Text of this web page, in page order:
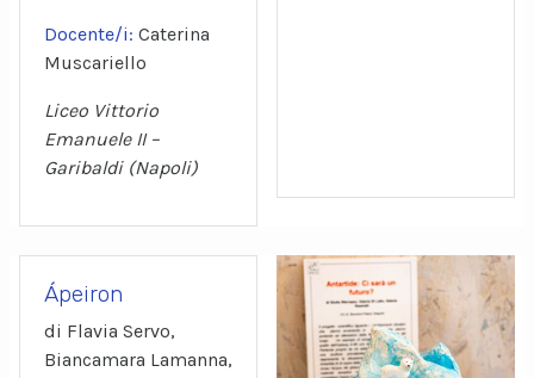
Docente/i: Caterina
Muscariello
Liceo Vittorio
Emanuele II –
Garibaldi (Napoli)
Ápeiron
di Flavia Servo,
Biancamara Lamanna,